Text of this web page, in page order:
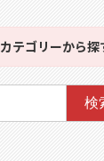
カテゴリーから探
検